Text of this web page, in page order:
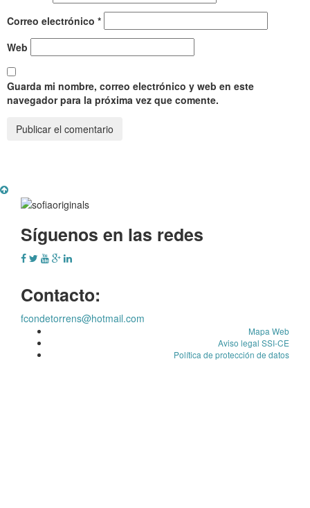
Correo electrónico *
Web
Guarda mi nombre, correo electrónico y web en este
navegador para la próxima vez que comente.
Síguenos en las redes
Contacto:
fcondetorrens@hotmail.com
Mapa Web
Aviso legal SSI-CE
Política de protección de datos